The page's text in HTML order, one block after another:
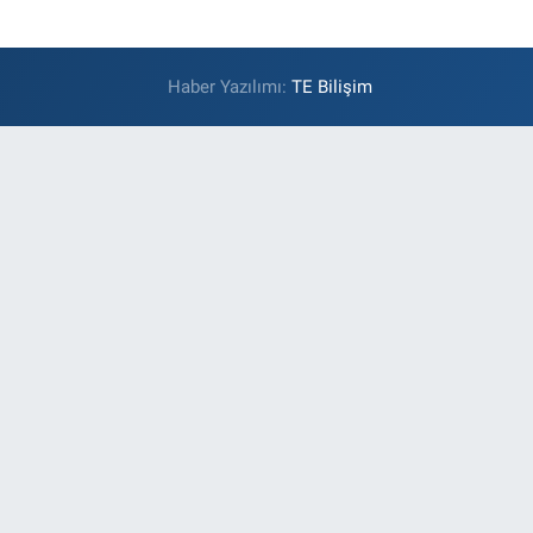
Haber Yazılımı:TE Bilişim